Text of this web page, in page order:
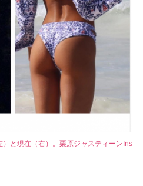
と現在（右）。栗原ジャスティーンIns